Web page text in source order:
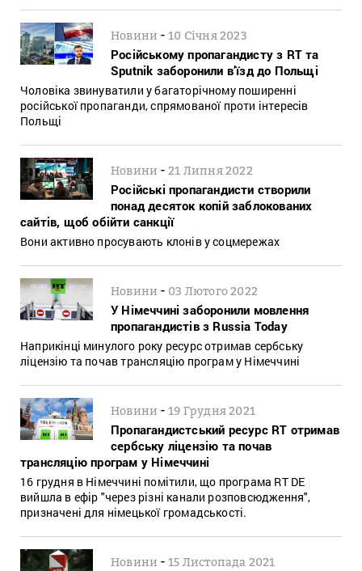
Новини -10 Січня 2023
Російському пропагандисту з RT та
Sputnik заборонили в’їзд до Польщі
Чоловіка звинуватили у багаторічному поширенні
російської пропаганди, спрямованої проти інтересів
Польщі
Новини -21 Липня 2022
Російські пропагандисти створили
понад десяток копій заблокованих
сайтів, щоб обійти санкції
Вони активно просувають клонів у соцмережах
Новини - 03 Лютого 2022
У Німеччині заборонили мовлення
пропагандистів з Russia Today
Наприкінці минулого року ресурс отримав сербську
ліцензію та почав трансляцію програм у Німеччині
Новини -19 Грудня 2021
Пропагандистський ресурс RT отримав
сербську ліцензію та почав
трансляцію програм у Німеччині
16 грудня в Німеччині помітили, що програма RT DE
вийшла в ефір "через різні канали розповсюдження",
призначені для німецької громадськості.
Новини -15 Листопада 2021